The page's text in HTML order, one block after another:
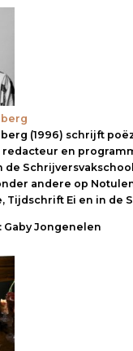
(1996) schrijft
redacteur en
de
andere op
Tijdschrift Ei en in de
Jongenelen